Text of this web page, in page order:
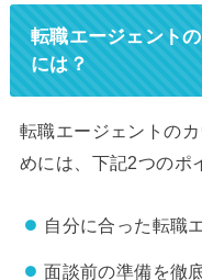
転職エージェント
には？
転職エージェントの
めには、下記2つのポ
自分に合った転職
面談前の準備を徹